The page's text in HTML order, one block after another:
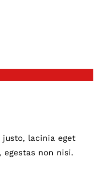
justo, lacinia eget
egestas non nisi.